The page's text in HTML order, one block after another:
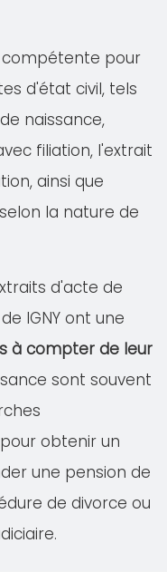
compétente pour
d'état civil, tels
naissance,
filiation, l'extrait
ainsi que
la nature de
d'acte de
IGNY ont une
à compter de leur
sont souvent
obtenir un
une pension de
de divorce ou